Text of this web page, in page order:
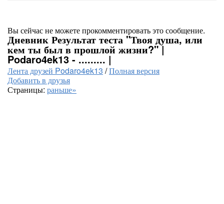
Вы сейчас не можете прокомментировать это сообщение.
Дневник Результат теста "Твоя душа, или
кем ты был в прошлой жизни?" |
Podaro4ek13 - ......... |
Лента друзей Podaro4ek13 /Полная версия
Добавить в друзья
Страницы: раньше»